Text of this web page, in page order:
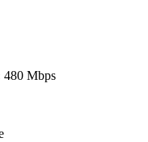
480 Mbps